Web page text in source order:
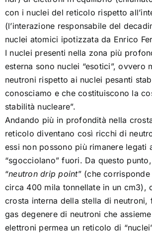
con i nuclei del reticolo rispetto
(l’interazione responsabile del
nuclei atomici ipotizzata da Enrico
I nuclei presenti nella zona più
esterna sono nuclei “esotici”, ovvero
neutroni rispetto ai nuclei pesanti
conosciamo e che costituiscono la
stabilità nucleare”.
Andando più in profondità nella
reticolo diventano così ricchi di
essi non possono più rimanere legati
“sgocciolano” fuori. Da questo
“neutron drip point” (che
circa 400 mila tonnellate in un cm3),
crosta interna della stella di neutroni,
gas degenere di neutroni che
elettroni permea un reticolo di